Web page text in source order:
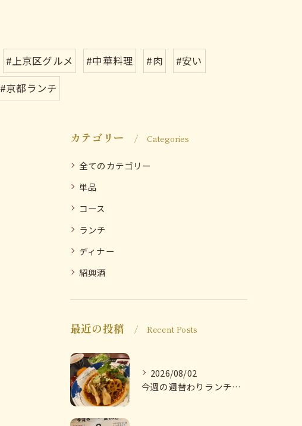
#上京区グルメ #中華料理 #肉
#安い
#京都ランチ
カテゴリー Categories
全てのカテゴリー
単品
コース
ランチ
ディナー
紹興酒
最近の投稿 Recent Posts
2026/08/02
今週の週替わりランチのご紹介です